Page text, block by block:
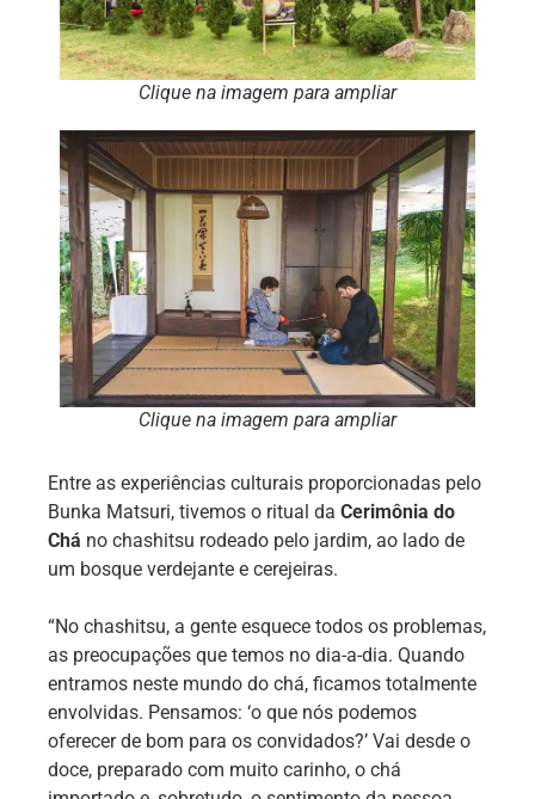
Clique na imagem para ampliar
Clique na imagem para ampliar
Entre as experiências culturais proporcionadas pelo
Bunka Matsuri, tivemos o ritual da Cerimônia do
Chá no chashitsu rodeado pelo jardim, ao lado de
um bosque verdejante e cerejeiras.
“No chashitsu, a gente esquece todos os problemas,
as preocupações que temos no dia-a-dia. Quando
entramos neste mundo do chá, ficamos totalmente
envolvidas. Pensamos: ‘o que nós podemos
oferecer de bom para os convidados?’ Vai desde o
doce, preparado com muito carinho, o chá